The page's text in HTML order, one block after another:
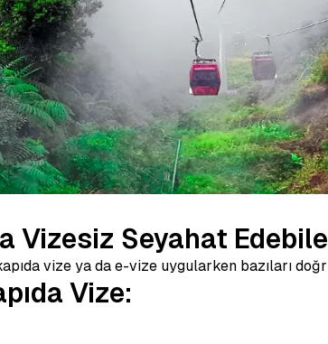
Vizesiz Seyahat
vize ya da e-vize uygularken bazıları
Vize: